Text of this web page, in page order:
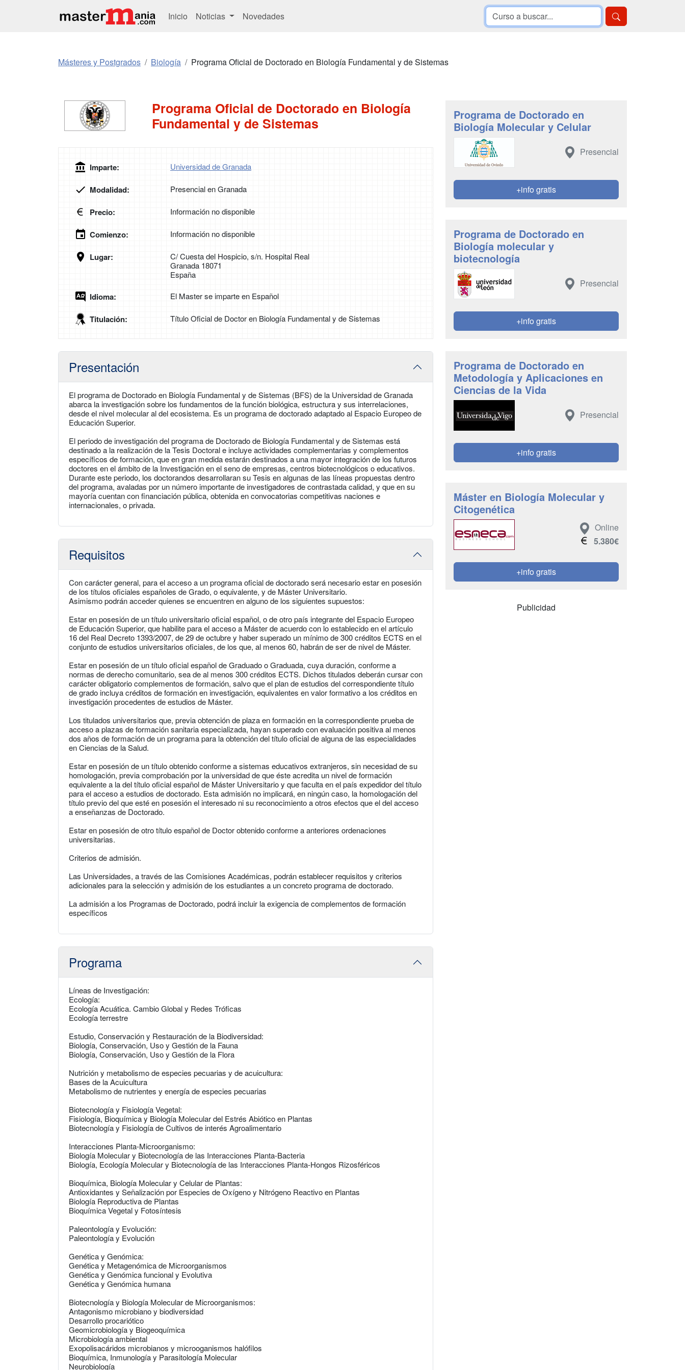
Inicio Noticias Novedades
Másteres y Postgrados Biología Programa Oficial de Doctorado en Biología Fundamental y de Sistemas
Programa Oficial de Doctorado en Biología
Fundamental y de Sistemas
Imparte: Universidad de Granada
Modalidad: Presencial en Granada
Precio: Información no disponible
Comienzo: Información no disponible
Lugar:
C/ Cuesta del Hospicio, s/n. Hospital Real
Granada 18071
España
Idioma: El Master se imparte en Español
Titulación: Título Oficial de Doctor en Biología Fundamental y de Sistemas
Presentación
El programa de Doctorado en Biología Fundamental y de Sistemas (BFS) de la Universidad de Granada
abarca la investigación sobre los fundamentos de la función biológica, estructura y sus interrelaciones,
desde el nivel molecular al del ecosistema. Es un programa de doctorado adaptado al Espacio Europeo de
Educación Superior.
El periodo de investigación del programa de Doctorado de Biología Fundamental y de Sistemas está
destinado a la realización de la Tesis Doctoral e incluye actividades complementarias y complementos
específicos de formación, que en gran medida estarán destinados a una mayor integración de los futuros
doctores en el ámbito de la Investigación en el seno de empresas, centros biotecnológicos o educativos.
Durante este periodo, los doctorandos desarrollaran su Tesis en algunas de las líneas propuestas dentro
del programa, avaladas por un número importante de investigadores de contrastada calidad, y que en su
mayoría cuentan con financiación pública, obtenida en convocatorias competitivas naciones e
internacionales, o privada.
Requisitos
Con carácter general, para el acceso a un programa oficial de doctorado será necesario estar en posesión
de los títulos oficiales españoles de Grado, o equivalente, y de Máster Universitario.
Asimismo podrán acceder quienes se encuentren en alguno de los siguientes supuestos:
Estar en posesión de un título universitario oficial español, o de otro país integrante del Espacio Europeo
de Educación Superior, que habilite para el acceso a Máster de acuerdo con lo establecido en el artículo
16 del Real Decreto 1393/2007, de 29 de octubre y haber superado un mínimo de 300 créditos ECTS en el
conjunto de estudios universitarios oficiales, de los que, al menos 60, habrán de ser de nivel de Máster.
Estar en posesión de un título oficial español de Graduado o Graduada, cuya duración, conforme a
normas de derecho comunitario, sea de al menos 300 créditos ECTS. Dichos titulados deberán cursar con
carácter obligatorio complementos de formación, salvo que el plan de estudios del correspondiente título
de grado incluya créditos de formación en investigación, equivalentes en valor formativo a los créditos en
investigación procedentes de estudios de Máster.
Los titulados universitarios que, previa obtención de plaza en formación en la correspondiente prueba de
acceso a plazas de formación sanitaria especializada, hayan superado con evaluación positiva al menos
dos años de formación de un programa para la obtención del título oficial de alguna de las especialidades
en Ciencias de la Salud.
Estar en posesión de un título obtenido conforme a sistemas educativos extranjeros, sin necesidad de su
homologación, previa comprobación por la universidad de que éste acredita un nivel de formación
equivalente a la del título oficial español de Máster Universitario y que faculta en el país expedidor del título
para el acceso a estudios de doctorado. Esta admisión no implicará, en ningún caso, la homologación del
título previo del que esté en posesión el interesado ni su reconocimiento a otros efectos que el del acceso
a enseñanzas de Doctorado.
Estar en posesión de otro título español de Doctor obtenido conforme a anteriores ordenaciones
universitarias.
Criterios de admisión.
Las Universidades, a través de las Comisiones Académicas, podrán establecer requisitos y criterios
adicionales para la selección y admisión de los estudiantes a un concreto programa de doctorado.
La admisión a los Programas de Doctorado, podrá incluir la exigencia de complementos de formación
específicos
Programa
Líneas de Investigación:
Ecología:
Ecología Acuática. Cambio Global y Redes Tróficas
Ecología terrestre
Estudio, Conservación y Restauración de la Biodiversidad:
Biología, Conservación, Uso y Gestión de la Fauna
Biología, Conservación, Uso y Gestión de la Flora
Nutrición y metabolismo de especies pecuarias y de acuicultura:
Bases de la Acuicultura
Metabolismo de nutrientes y energía de especies pecuarias
Biotecnología y Fisiología Vegetal:
Fisiología, Bioquímica y Biología Molecular del Estrés Abiótico en Plantas
Biotecnología y Fisiología de Cultivos de interés Agroalimentario
Interacciones Planta-Microorganismo:
Biología Molecular y Biotecnología de las Interacciones Planta-Bacteria
Biología, Ecología Molecular y Biotecnología de las Interacciones Planta-Hongos Rizosféricos
Bioquímica, Biología Molecular y Celular de Plantas:
Antioxidantes y Señalización por Especies de Oxígeno y Nitrógeno Reactivo en Plantas
Biología Reproductiva de Plantas
Bioquímica Vegetal y Fotosíntesis
Paleontología y Evolución:
Paleontología y Evolución
Genética y Genómica:
Genética y Metagenómica de Microorganismos
Genética y Genómica funcional y Evolutiva
Genética y Genómica humana
Biotecnología y Biología Molecular de Microorganismos:
Antagonismo microbiano y biodiversidad
Desarrollo procariótico
Geomicrobiología y Biogeoquímica
Microbiología ambiental
Exopolisacáridos microbianos y microoganismos halófilos
Bioquímica, Inmunología y Parasitología Molecular
Neurobiología
Programa de Doctorado en
Biología Molecular y Celular
Presencial
+info gratis
Programa de Doctorado en
Biología molecular y
biotecnología
Presencial
+info gratis
Programa de Doctorado en
Metodología y Aplicaciones en
Ciencias de la Vida
Presencial
+info gratis
Máster en Biología Molecular y
Citogenética
Online
5.380€
+info gratis
Publicidad